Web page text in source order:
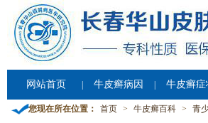
网站首页 牛皮癣病因 牛皮癣症
您现在所在位置： 首页 > 牛皮癣百科 > 青